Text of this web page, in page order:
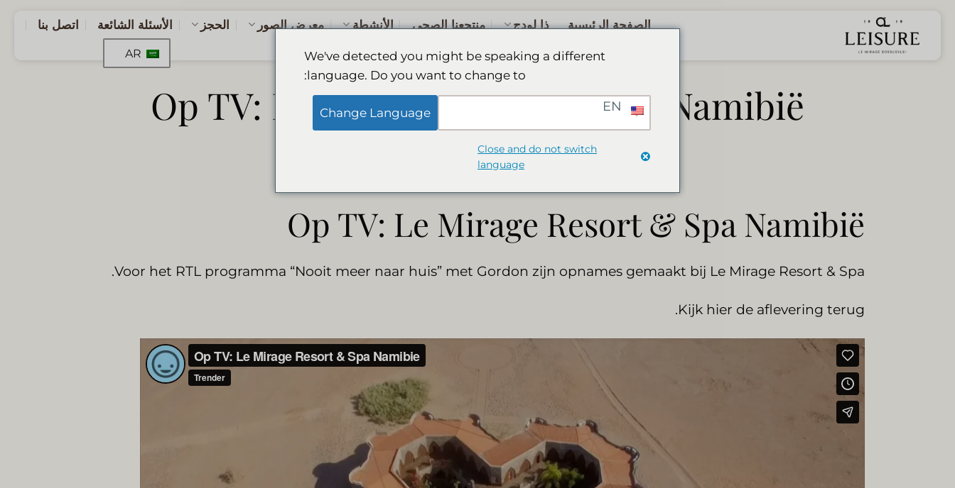
للمحتوى
الصفحة الرئيسية ذا لودج منتجعنا الصحي الأنشطة معرض الصور الحجز الأسئلة الشائعة اتصل بنا
Op TV: Le Mirage Resort & Spa Namibië
Op TV: Le Mirage Resort & Spa Namibië
Voor het RTL programma “Nooit meer naar huis” met Gordon zijn opnames gemaakt bij Le Mirage Resort & Spa.
Kijk hier de aflevering terug.
We've detected you might be speaking a different
language. Do you want to change to:
Change Language
Close and do not switch
language